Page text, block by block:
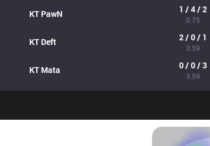
KT PawN 1 / 4 / 2
0.75
KT Deft 2 / 0 / 1
3.59
KT Mata 0 / 0 / 3
3.59